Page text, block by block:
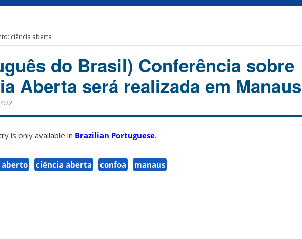
ciência aberta
do Brasil) Conferência sobre
Aberta será realizada em Manaus
is only available in Brazilian Portuguese.
aberto ciência aberta confoa manaus